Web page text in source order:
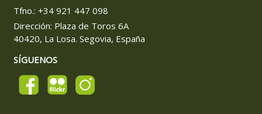
Tfno.: +34 921 447 098
Dirección: Plaza de Toros 6A
40420, La Losa. Segovia, España
SÍGUENOS